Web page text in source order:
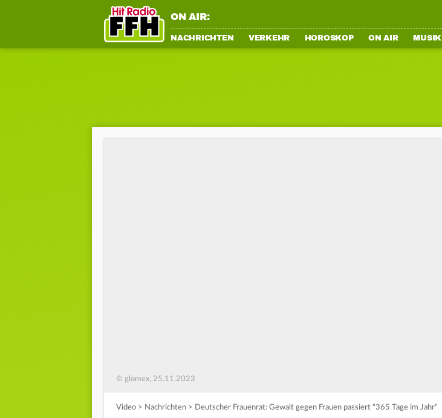
ON AIR:
NACHRICHTEN VERKEHR HOROSKOP ON AIR MUSIK
© glomex, 25.11.2023
Video > Nachrichten > Deutscher Frauenrat: Gewalt gegen Frauen passiert "365 Tage im Jahr"